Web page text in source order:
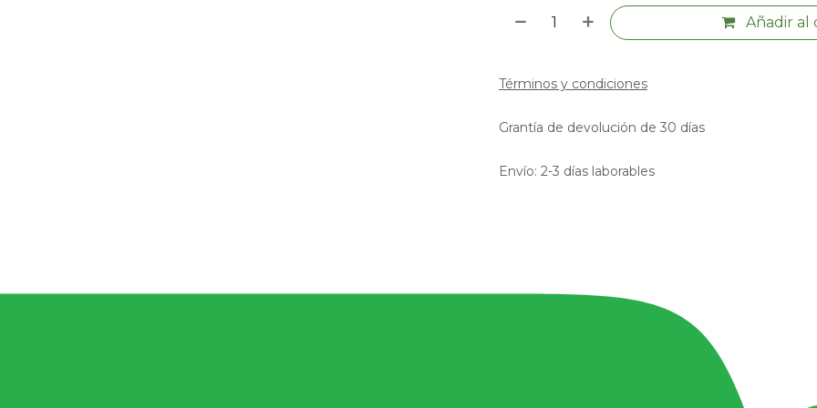
Añadir al
Términos y condiciones
Grantía de devolución de 30 días
Envío: 2-3 días laborables